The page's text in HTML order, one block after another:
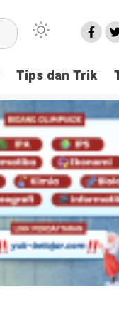
Tips dan Trik